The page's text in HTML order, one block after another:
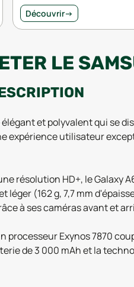
Découvrir→
LE
et polyvalent qui se
utilisateur
résolution HD+, le
léger (162 g, 7,7 mm
à ses caméras avant et
Exynos 7870
de 3 000 mAh et la